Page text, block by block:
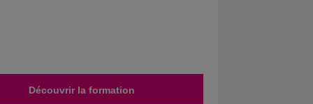
Découvrir la formation